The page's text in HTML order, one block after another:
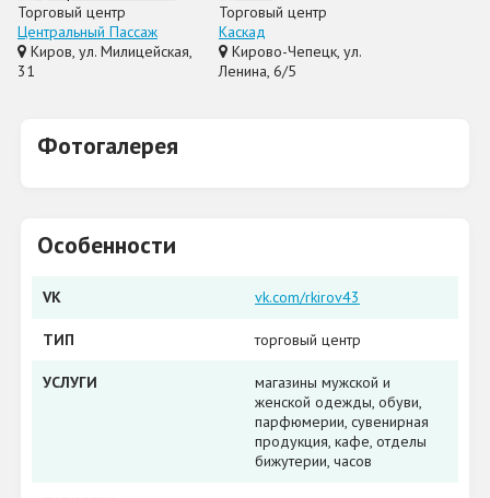
Торговый центр
Центральный Пассаж
Киров, ул. Милицейская,
31
Торговый центр
Каскад
Кирово-Чепецк, ул.
Ленина, 6/5
Фотогалерея
Особенности
VK vk.com/rkirov43
ТИП торговый центр
УСЛУГИ
магазины мужской и
женской одежды, обуви,
парфюмерии, сувенирная
продукция, кафе, отделы
бижутерии, часов